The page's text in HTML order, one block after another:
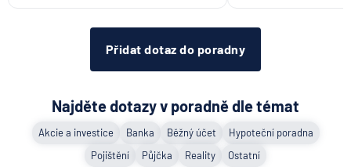
Přidat dotaz do poradny
Najděte dotazy v poradně dle témat
Akcie a investice Banka Běžný účet
Hypoteční poradna
Pojištění
Půjčka Reality Ostatní